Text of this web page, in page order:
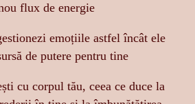
flux de energie
emoțiile astfel încât ele
de putere pentru tine
cu corpul tău, ceea ce duce la